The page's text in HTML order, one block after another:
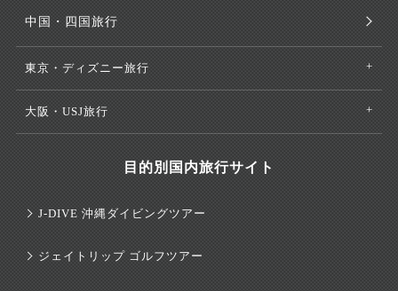
中国・四国旅行
東京・ディズニー旅行
大阪・USJ旅行
目的別国内旅行サイト
J-DIVE 沖縄ダイビングツアー
ジェイトリップ ゴルフツアー